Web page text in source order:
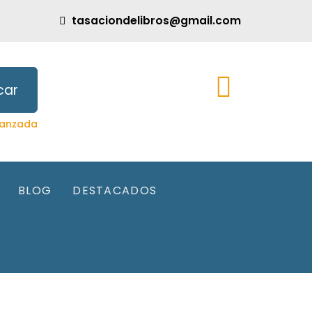
tasaciondelibros@gmail.com
BLOG DESTACADOS